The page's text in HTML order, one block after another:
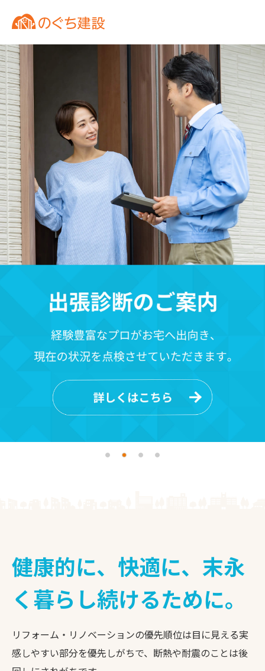
健康的に、快適に、 末永
く暮らし続けるために。
リフォーム・リノベーションの優先順位は目に見える実
感しやすい部分を優先しがちで、断熱や耐震のことは後